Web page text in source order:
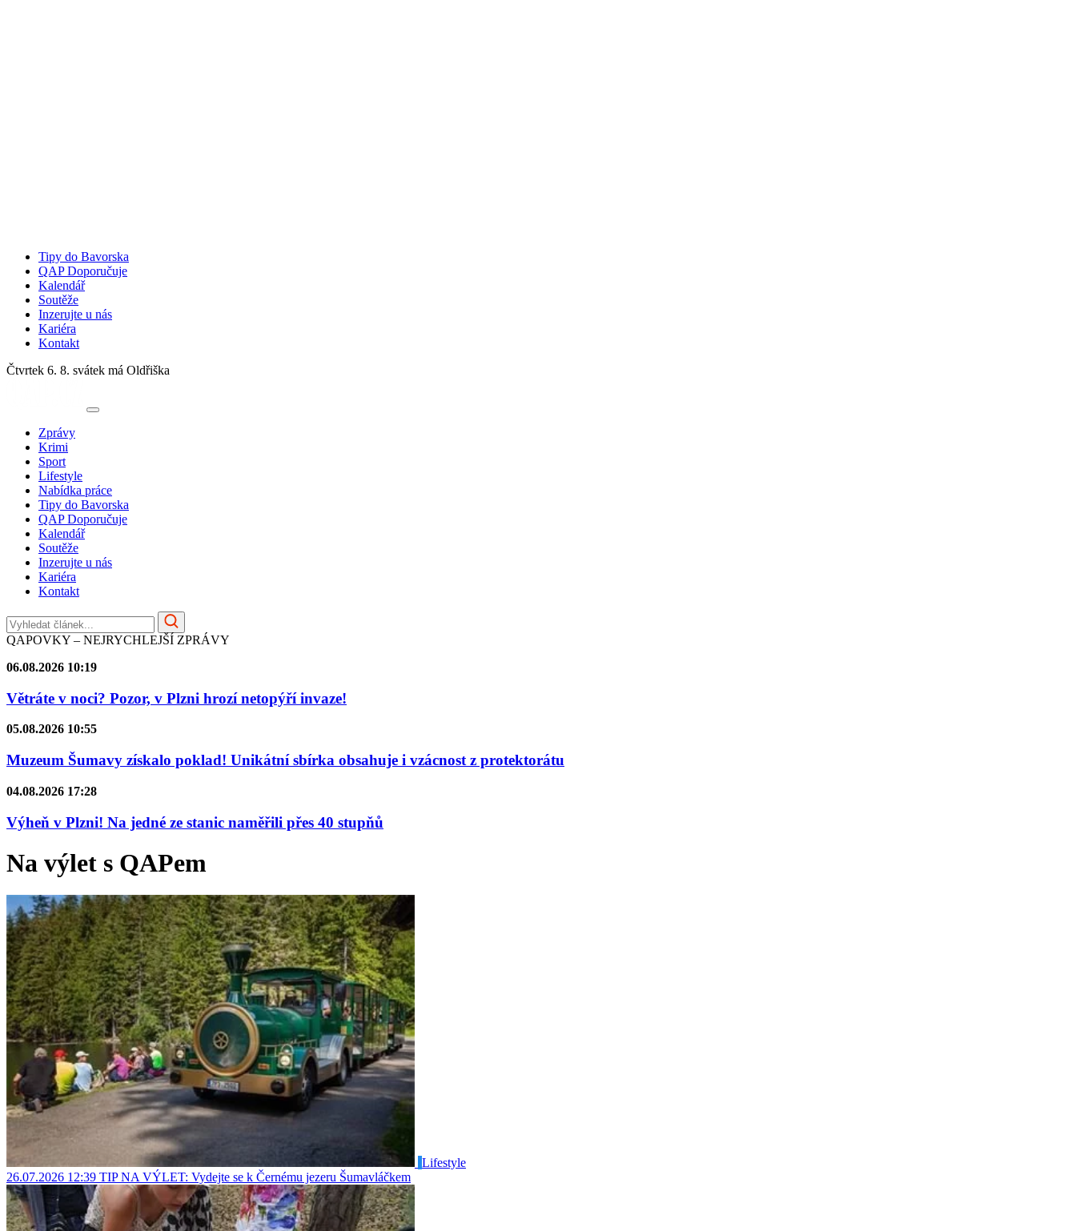
Tipy do Bavorska
QAP Doporučuje
Kalendář
Soutěže
Inzerujte u nás
Kariéra
Kontakt
Čtvrtek 6. 8. svátek má Oldřiška
Zprávy
Krimi
Sport
Lifestyle
Nabídka práce
Tipy do Bavorska
QAP Doporučuje
Kalendář
Soutěže
Inzerujte u nás
Kariéra
Kontakt
QAPOVKY – NEJRYCHLEJŠÍ ZPRÁVY
06.08.2026 10:19
Větráte v noci? Pozor, v Plzni hrozí netopýří invaze!
05.08.2026 10:55
Muzeum Šumavy získalo poklad! Unikátní sbírka obsahuje i vzácnost z protektorátu
04.08.2026 17:28
Výheň v Plzni! Na jedné ze stanic naměřili přes 40 stupňů
Na výlet s QAPem
Lifestyle
26.07.2026 12:39 TIP NA VÝLET: Vydejte se k Černému jezeru Šumavláčkem